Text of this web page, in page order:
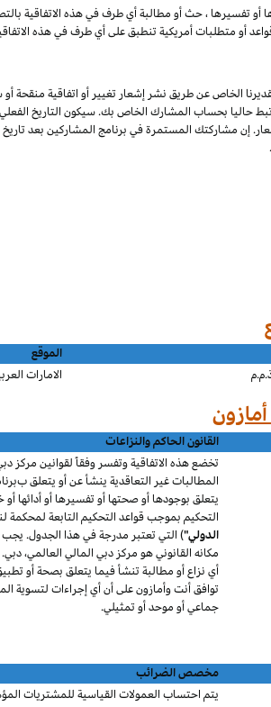
تفسيرها ، حث أو مطالبة أي طرف في هذه الاتفاقية
أو متطلبات أمريكية تنطبق على أي طرف في هذه
الخاص عن طريق نشر إشعار تغيير أو اتفاقية
حاليا بحساب المشارك الخاص بك. سيكون التاريخ
إن مشاركتك المستمرة في برنامج المشاركين بعد
الموقع
الامارات
القانون الحاكم والنزاعات
تخضع هذه الاتفاقية وتفسر وفقاً لقوانين مركز
المطالبات غير التعاقدية ينشأ عنأو يتعلق ب
يتعلق بوجودها أو صحتها أو تفسيرها أو أدائها أو
التحكيم بموجب قواعد التحكيم التابعة لمحكمة
الدولي") التي تعتبر مدرجة في هذا الجدول.
مكانه القانوني هو مركز دبي المالي العالمي،
أي نزاع أو مطالبة تنشأ فيما يتعلق بصحة أو
توافق أنت وأمازونعلى أن أي إجراءات لتسوية
جماعي أو موحد أو تمثيلي.
مخصص الضرائب
يتم احتساب العمولات القياسية للمشتريات